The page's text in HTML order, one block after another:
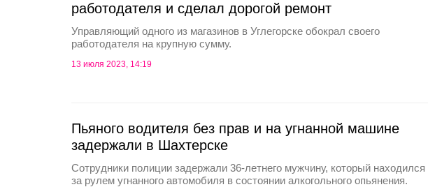
работодателя и сделал дорогой ремонт
Управляющий одного из магазинов в Углегорске обокрал своего
работодателя на крупную сумму.
13 июля 2023, 14:19
Пьяного водителя без прав и на угнанной машине
задержали в Шахтерске
Сотрудники полиции задержали 36-летнего мужчину, который находился
за рулем угнанного автомобиля в состоянии алкогольного опьянения.